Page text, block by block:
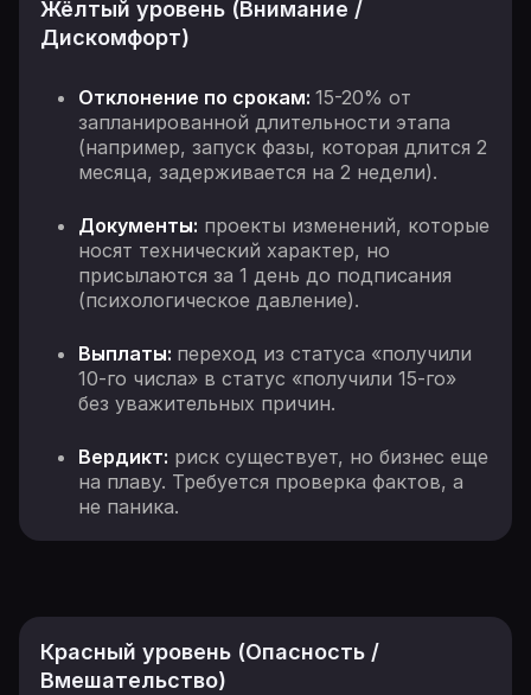
Жёлтый уровень (Внимание /
Дискомфорт)
Отклонение по срокам: 15-20% от
запланированной длительности этапа
(например, запуск фазы, которая длится 2
месяца, задерживается на 2 недели).
Документы: проекты изменений, которые
носят технический характер, но
присылаются за 1 день до подписания
(психологическое давление).
Выплаты: переход из статуса «получили
10-го числа» в статус «получили 15-го»
без уважительных причин.
Вердикт: риск существует, но бизнес еще
на плаву. Требуется проверка фактов, а
не паника.
Красный уровень (Опасность /
Вмешательство)